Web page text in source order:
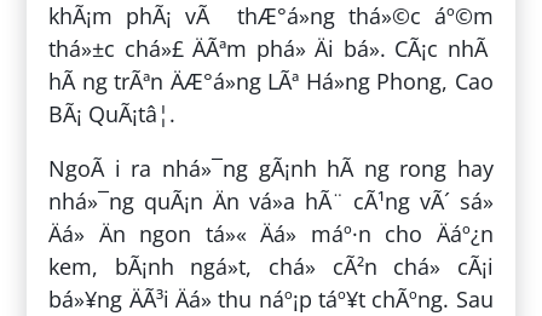
khÃ¡m phÃ¡ vÃ thÆ°á»ng thá»©c áº©m
thá»±c chá»£ ÄÃªm phá» Äi bá». CÃ¡c nhÃ
hÃ ng trÃªn ÄÆ°á»ng LÃª Há»ng Phong, Cao
BÃ¡ QuÃ¡tâ¦.
NgoÃ i ra nhá»¯ng gÃ¡nh hÃ ng rong hay
nhá»¯ng quÃ¡n Än vá»a hÃ¨ cÃ¹ng vÃ´ sá»
Äá» Än ngon tá»« Äá» máº·n cho Äáº¿n
kem, bÃ¡nh ngá»t, chá» cÃ²n chá» cÃ¡i
bá»¥ng ÄÃ³i Äá» thu náº¡p táº¥t chÃºng. Sau